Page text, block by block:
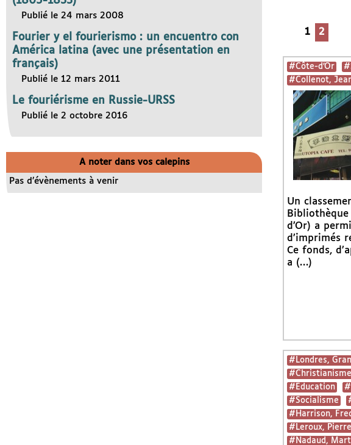
1 2
#Côte-d’Or
#Collenot,
Un
d’Or) a
d’imprimés
Ce fonds,
a (…)
#Londres,
#Christianisme
#Education
#Socialisme
#Harrison,
#Leroux, Pierre
#Nadaud,
Publié le 24 mars 2008
Fourier y el fourierismo : un encuentro con
América latina (avec une présentation en
français)
Publié le 12 mars 2011
Le fouriérisme en Russie-URSS
Publié le 2 octobre 2016
A noter dans vos calepins
Pas d’évènements à venir